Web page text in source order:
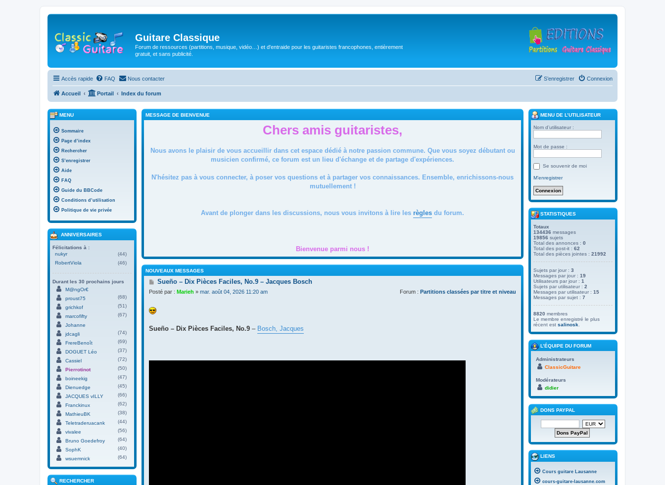
Guitare Classique
Forum de ressources (partitions, musique, vidéo…) et d'entraide pour les guitaristes francophones, entièrement
gratuit, et sans publicité.
Accès rapide FAQ Nous contacter Connexion
S’enregistrer
Accueil Portail Index du forum
MESSAGE DE BIENVENUE
Chers amis guitaristes,
Nous avons le plaisir de vous accueillir dans cet espace dédié à notre passion commune. Que vous soyez débutant ou
musicien confirmé, ce forum est un lieu d'échange et de partage d'expériences.
N'hésitez pas à vous connecter, à poser vos questions et à partager vos connaissances. Ensemble, enrichissons-nous
mutuellement !
Avant de plonger dans les discussions, nous vous invitons à lire les règles du forum.
Bienvenue parmi nous !
NOUVEAUX MESSAGES
M
s
a
g
Sueño – Dix Pièces Faciles, No.9 – Jacques Bosch
Posté par : Marieh » mar. août 04, 2026 11:20 am Forum : Partitions classées par titre et niveau
Sueño – Dix Pièces Faciles, No.9 – Bosch, Jacques
MENU
Sommaire
Page d’index
Rechercher
S’enregistrer
Aide
FAQ
Guide du BBCode
Conditions d’utilisation
Politique de vie privée
ANNIVERSAIRES
Félicitations à :
nukyr
(44)
RobertViola
(46)
Durant les 30 prochains jours
M@ngOr€
proust75
(68)
grichkof
(51)
marcofifty
(67)
Johanne
jdcagli
(74)
FrereBenoît
(69)
DOGUET Léo
(37)
Cassiel
(72)
Pierrotinot
(50)
boineekig
(47)
Dienuedge
(45)
JACQUES vILLY
(66)
Franckinux
(62)
MathieuBK
(38)
Teletraderuacank
(44)
vivalee
(56)
Bruno Goedefroy
(64)
SophK
(40)
wsuemnick
(64)
RECHERCHER
MENU DE L’UTILISATEUR
Nom d’utilisateur :
Mot de passe :
Se souvenir de moi
M’enregistrer
STATISTIQUES
Totaux
134436 messages
19856 sujets
Total des annonces : 0
Total des post-it : 62
Total des pièces jointes : 21992
Sujets par jour : 3
Messages par jour : 19
Utilisateurs par jour : 1
Sujets par utilisateur : 2
Messages par utilisateur : 15
Messages par sujet : 7
8820 membres
Le membre enregistré le plus
récent est salinosk
L’ÉQUIPE DU FORUM
Administrateurs
ClassicGuitare
Modérateurs
didier
DONS PAYPAL
LIENS
Cours guitare Lausanne
cours-guitare-lausanne.com